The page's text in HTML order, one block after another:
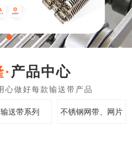
产品中心
输送带系列 不锈钢网带、网片